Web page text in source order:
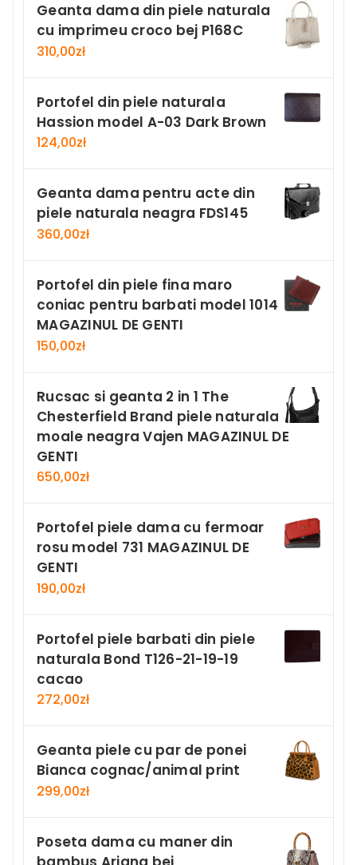
Geanta dama din piele naturala
cu imprimeu croco bej P168C
310,00zł
Portofel din piele naturala
Hassion model A-03 Dark Brown
124,00zł
Geanta dama pentru acte din
piele naturala neagra FDS145
360,00zł
Portofel din piele fina maro
coniac pentru barbati model 1014
MAGAZINUL DE GENTI
150,00zł
Rucsac si geanta 2 in 1 The
Chesterfield Brand piele naturala
moale neagra Vajen MAGAZINUL DE
GENTI
650,00zł
Portofel piele dama cu fermoar
rosu model 731 MAGAZINUL DE
GENTI
190,00zł
Portofel piele barbati din piele
naturala Bond T126-21-19-19
cacao
272,00zł
Geanta piele cu par de ponei
Bianca cognac/animal print
299,00zł
Poseta dama cu maner din